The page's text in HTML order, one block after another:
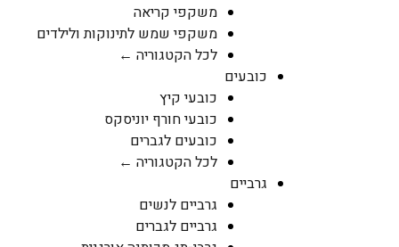
משקפי קריאה
משקפי שמש לתינוקות ולילדים
לכל הקטגוריה ←
כובעים
כובעי קיץ
כובעי חורף יוניסקס
כובעים לגברים
לכל הקטגוריה ←
גרביים
גרביים לנשים
גרביים לגברים